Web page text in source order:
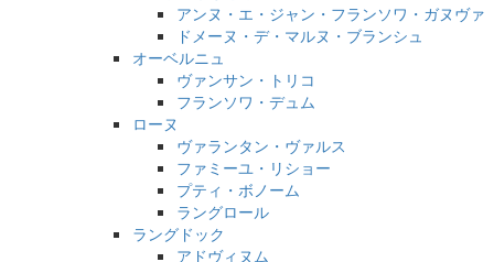
アンヌ・エ・ジャン・フランソワ・ガヌヴァ
ドメーヌ・デ・マルヌ・ブランシュ
オーベルニュ
ヴァンサン・トリコ
フランソワ・デュム
ローヌ
ヴァランタン・ヴァルス
ファミーユ・リショー
プティ・ボノーム
ラングロール
ラングドック
アドヴィヌム